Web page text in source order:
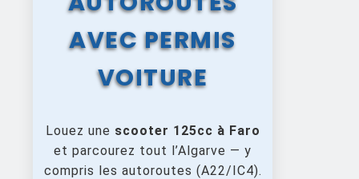
AVEC PERMIS
VOITURE
Louez une scooter 125cc à Faro
et parcourez tout l’Algarve — y
compris les autoroutes (A22/IC4).